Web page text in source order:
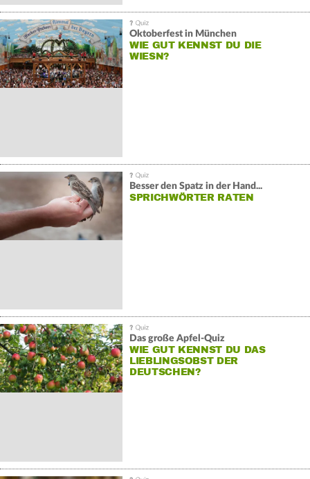
Oktoberfest in München
WIE GUT KENNST DU DIE
WIESN?
Besser den Spatz in der Hand...
SPRICHWÖRTER RATEN
Das große Apfel-Quiz
WIE GUT KENNST DU DAS
LIEBLINGSOBST DER
DEUTSCHEN?